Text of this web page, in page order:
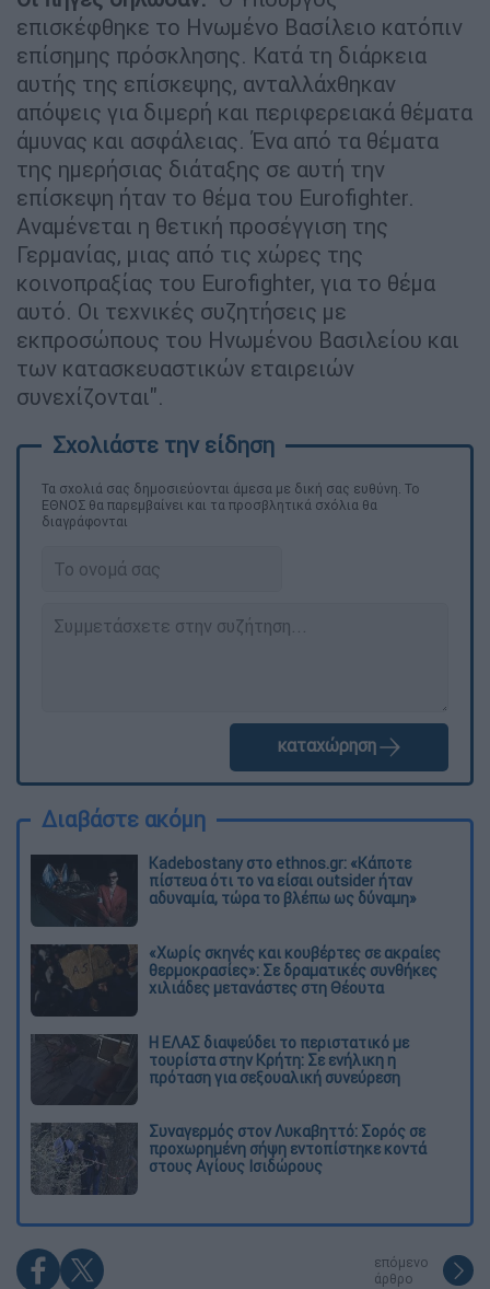
επισκέφθηκε το Ηνωμένο Βασίλειο κατόπιν
επίσημης πρόσκλησης. Κατά τη διάρκεια
αυτής της επίσκεψης, ανταλλάχθηκαν
απόψεις για διμερή και περιφερειακά θέματα
άμυνας και ασφάλειας. Ένα από τα θέματα
της ημερήσιας διάταξης σε αυτή την
επίσκεψη ήταν το θέμα του Eurofighter.
Αναμένεται η θετική προσέγγιση της
Γερμανίας, μιας από τις χώρες της
κοινοπραξίας του Eurofighter, για το θέμα
αυτό. Οι τεχνικές συζητήσεις με
εκπροσώπους του Ηνωμένου Βασιλείου και
των κατασκευαστικών εταιρειών
συνεχίζονται".
Τα σχολιά σας δημοσιεύονται άμεσα με δική σας ευθύνη. Το
ΕΘΝΟΣ θα παρεμβαίνει και τα προσβλητικά σχόλια θα
διαγράφονται
καταχώρηση
Διαβάστε ακόμη
Kadebostany στο ethnos.gr: «Κάποτε
πίστευα ότι το να είσαι outsider ήταν
αδυναμία, τώρα το βλέπω ως δύναμη»
«Χωρίς σκηνές και κουβέρτες σε ακραίες
θερμοκρασίες»: Σε δραματικές συνθήκες
χιλιάδες μετανάστες στη Θέουτα
Η ΕΛΑΣ διαψεύδει το περιστατικό με
τουρίστα στην Κρήτη: Σε ενήλικη η
πρόταση για σεξουαλική συνεύρεση
Συναγερμός στον Λυκαβηττό: Σορός σε
προχωρημένη σήψη εντοπίστηκε κοντά
στους Αγίους Ισιδώρους
επόμενο
άρθρο